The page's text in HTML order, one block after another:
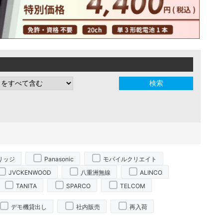
ッジ Panasonic
モバイルクリエイト
JVCKENWOOD
八重洲無線
ALINCO
TANITA
SPARCO TELCOM
デモ機貸出し 社内販売 再入荷